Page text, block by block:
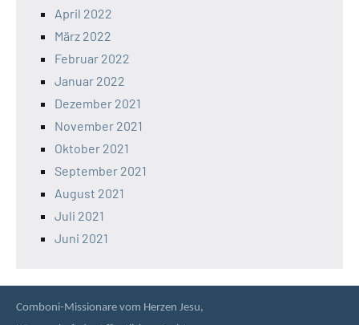
April 2022
März 2022
Februar 2022
Januar 2022
Dezember 2021
November 2021
Oktober 2021
September 2021
August 2021
Juli 2021
Juni 2021
Comboni-Missionare vom Herzen Jesu,